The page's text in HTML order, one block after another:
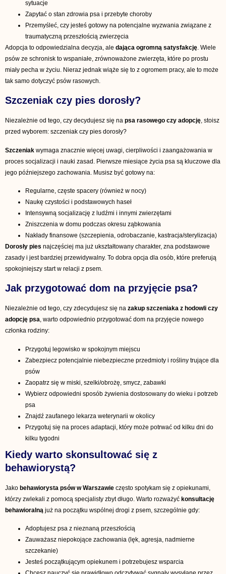
sytuacje
Zapytać o stan zdrowia psa i przebyte choroby
Przemyśleć, czy jesteś gotowy na potencjalne wyzwania związane z
traumatyczną przeszłością zwierzęcia
Adopcja to odpowiedzialna decyzja, ale dająca ogromną satysfakcję . Wiele
psów ze schronisk to wspaniałe, zrównoważone zwierzęta, które po prostu
miały pecha w życiu. Nieraz jednak wiąże się to z ogromem pracy, ale to może
tak samo dotyczyć psów rasowych.
Szczeniak czy pies dorosły?
Niezależnie od tego, czy decydujesz się na psa rasowego czy adopcję, stoisz
przed wyborem: szczeniak czy pies dorosły?
Szczeniak wymaga znacznie więcej uwagi, cierpliwości i zaangażowania w
proces socjalizacji i nauki zasad. Pierwsze miesiące życia psa są kluczowe dla
jego późniejszego zachowania. Musisz być gotowy na:
Regularne, częste spacery (również w nocy)
Naukę czystości i podstawowych haseł
Intensywną socjalizację z ludźmi i innymi zwierzętami
Zniszczenia w domu podczas okresu ząbkowania
Nakłady finansowe (szczepienia, odrobaczanie, kastracja/sterylizacja)
Dorosły pies najczęściej ma już ukształtowany charakter, zna podstawowe
zasady i jest bardziej przewidywalny. To dobra opcja dla osób, które preferują
spokojniejszy start w relacji z psem.
Jak przygotować dom na przyjęcie psa?
Niezależnie od tego, czy zdecydujesz się na zakup szczeniaka z hodowli czy
adopcję psa, warto odpowiednio przygotować dom na przyjęcie nowego
członka rodziny:
Przygotuj legowisko w spokojnym miejscu
Zabezpiecz potencjalnie niebezpieczne przedmioty i rośliny trujące dla
psów
Zaopatrz się w miski, szelki/obrożę, smycz, zabawki
Wybierz odpowiedni sposób żywienia dostosowany do wieku i potrzeb
psa
Znajdź zaufanego lekarza weterynarii w okolicy
Przygotuj się na proces adaptacji, który może potrwać od kilku dni do
kilku tygodni
Kiedy warto skonsultować się z
behawiorystą?
Jako behawiorysta psów w Warszawie często spotykam się z opiekunami,
którzy zwlekali z pomocą specjalisty zbyt długo. Warto rozważyć konsultację
behawioralną już na początku wspólnej drogi z psem, szczególnie gdy:
Adoptujesz psa z nieznaną przeszłością
Zauważasz niepokojące zachowania (lęk, agresja, nadmierne
szczekanie)
Jesteś początkującym opiekunem i potrzebujesz wsparcia